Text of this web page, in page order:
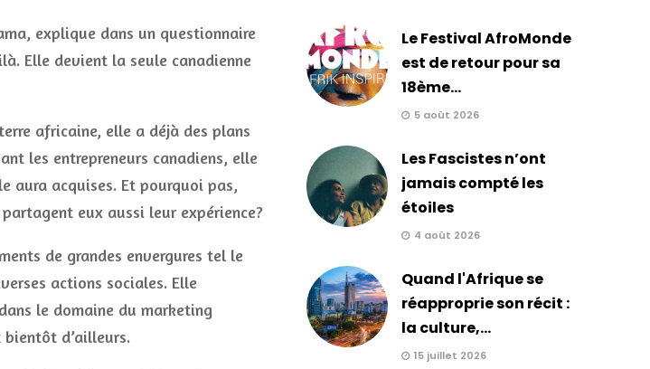
explique dans un questionnaire
Elle devient la seule canadienne
africaine, elle a déjà des plans
les entrepreneurs canadiens, elle
aura acquises. Et pourquoi pas,
eux aussi leur expérience?
de grandes envergures tel le
actions sociales. Elle
le domaine du marketing
d’ailleurs.
Le Festival AfroMonde
est de retour pour sa
18ème...
5 août 2026
Les Fascistes n’ont
jamais compté les
étoiles
4 août 2026
Quand l'Afrique se
réapproprie son récit :
la culture,...
15 juillet 2026